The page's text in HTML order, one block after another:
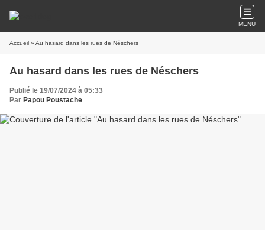
MENU
Accueil » Au hasard dans les rues de Néschers
Au hasard dans les rues de Néschers
Publié le 19/07/2024 à 05:33
Par Papou Poustache